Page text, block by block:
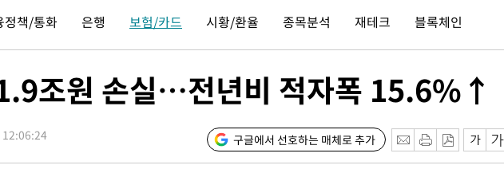
대한국 무역적자 있어"
유의 압수수색에 '충격·당황'
…내란 중요임무종사 혐의
내린 6296.38 마감
원 마감
정책/통화 은행 보험/카드 시황/환율 종목분석 재테크 블록체인
조원 손실…전년비 적자폭 15.6%↑
12:06:24 구글에서 선호하는 매체로 추가